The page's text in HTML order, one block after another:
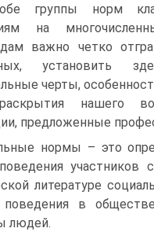
группы норм
на
важно четко
установить
черты,
нашего
предложенные
нормы – это
участников
литературе
поведения в
людей.